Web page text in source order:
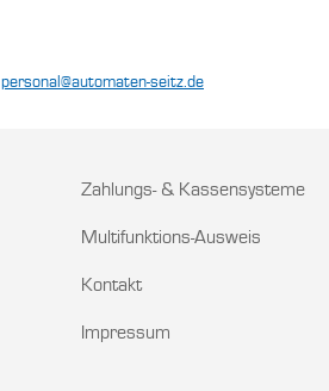
personal@automaten-seitz.de
Zahlungs- & Kassensysteme
Multifunktions-Ausweis
Kontakt
Impressum